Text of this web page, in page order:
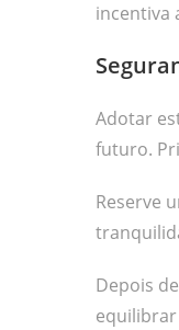
incentiva
Adotar
futuro.
Reserve
Depois